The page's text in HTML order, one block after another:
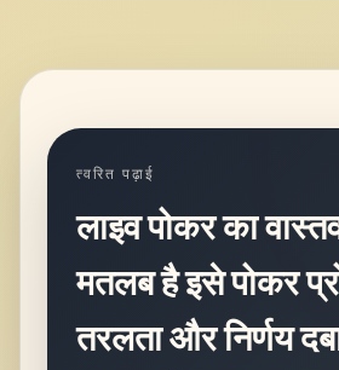
त्वरित पढ़ाई
लाइव पोकर का
मतलब है इसे पोकर
तरलता और निर्णय